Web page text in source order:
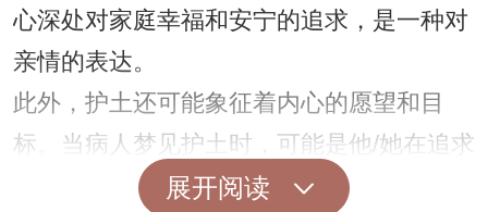
心深处对家庭幸福和安宁的追求，是一种对
亲情的表达。
此外，护土还可能象征着内心的愿望和目
标。当病人梦见护土时，可能是他/她在追求
某种目标或理想的过程中，需要寻求外界的
展开阅读